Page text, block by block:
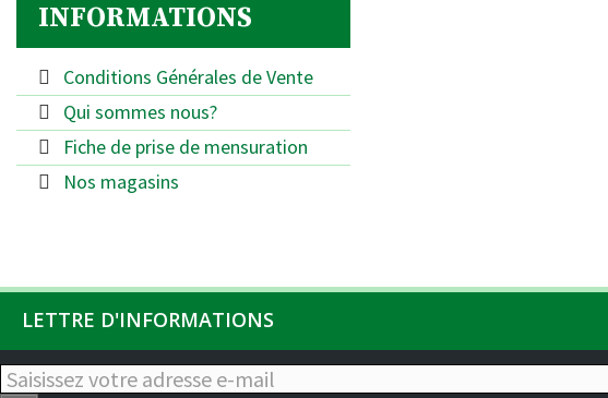
INFORMATIONS
Conditions Générales de Vente
Qui sommes nous?
Fiche de prise de mensuration
Nos magasins
LETTRE D'INFORMATIONS